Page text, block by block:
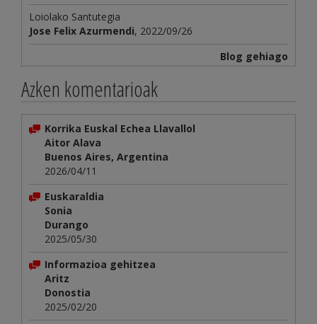
Loiolako Santutegia
Jose Felix Azurmendi, 2022/09/26
Blog gehiago
Azken komentarioak
Korrika Euskal Echea Llavallol
Aitor Alava
Buenos Aires, Argentina
2026/04/11
Euskaraldia
Sonia
Durango
2025/05/30
Informazioa gehitzea
Aritz
Donostia
2025/02/20